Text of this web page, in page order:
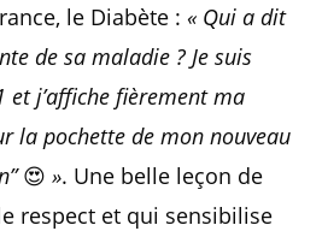
le Diabète : « Qui a dit
de sa maladie ?⁣⁣ Je suis
et j’affiche fièrement ma
la pochette de mon nouveau
😍⁣⁣ ». Une belle leçon de
respect et qui sensibilise